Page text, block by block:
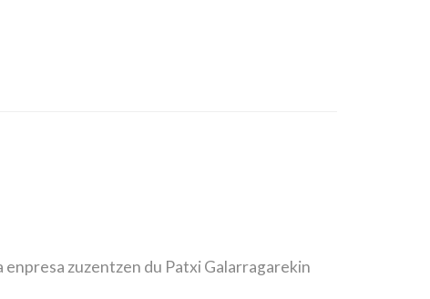
zuzentzen du Patxi Galarragarekin